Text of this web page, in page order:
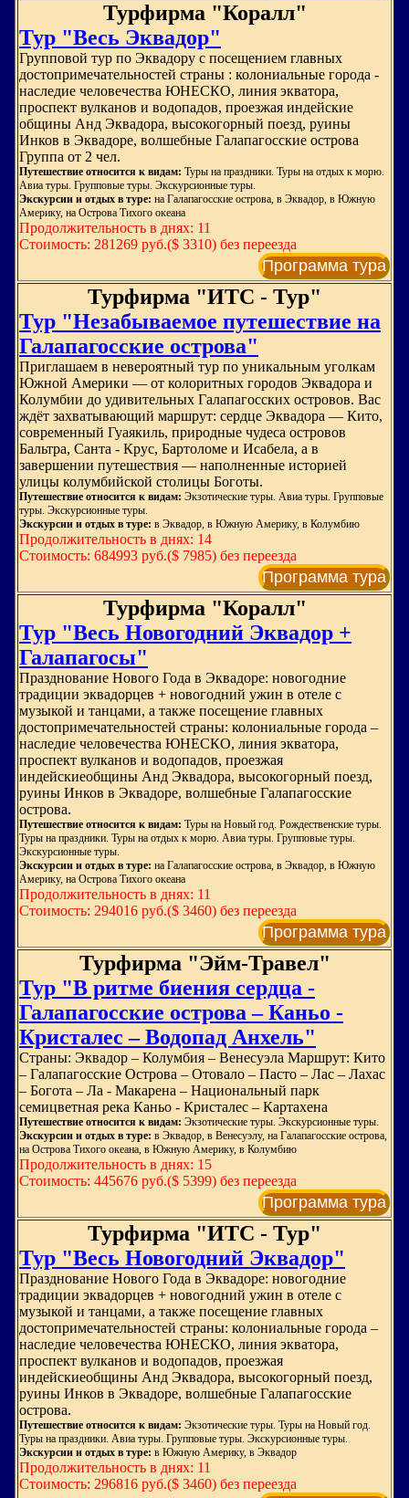
Турфирма "Коралл"
Тур "Весь Эквадор"
Групповой тур по Эквадору с посещением главных
достопримечательностей страны : колониальные города -
наследие человечества ЮНЕСКО, линия экватора,
проспект вулканов и водопадов, проезжая индейские
общины Анд Эквадора, высокогорный поезд, руины
Инков в Эквадоре, волшебные Галапагосские острова
Группа от 2 чел.
Путешествие относится к видам: Туры на праздники. Туры на отдых к морю.
Авиа туры. Групповые туры. Экскурсионные туры.
Экскурсии и отдых в туре: на Галапагосские острова, в Эквадор, в Южную
Америку, на Острова Тихого океана
Продолжительность в днях: 11
Стоимость: 281269 руб.($ 3310) без переезда
Программа тура
Турфирма "ИТС - Тур"
Тур "Незабываемое путешествие на
Галапагосские острова"
Приглашаем в невероятный тур по уникальным уголкам
Южной Америки — от колоритных городов Эквадора и
Колумбии до удивительных Галапагосских островов. Вас
ждёт захватывающий маршрут: сердце Эквадора — Кито,
современный Гуаякиль, природные чудеса островов
Бальтра, Санта - Крус, Бартоломе и Исабела, а в
завершении путешествия — наполненные историей
улицы колумбийской столицы Боготы.
Путешествие относится к видам: Экзотические туры. Авиа туры. Групповые
туры. Экскурсионные туры.
Экскурсии и отдых в туре: в Эквадор, в Южную Америку, в Колумбию
Продолжительность в днях: 14
Стоимость: 684993 руб.($ 7985) без переезда
Программа тура
Турфирма "Коралл"
Тур "Весь Новогодний Эквадор +
Галапагосы"
Празднование Нового Года в Эквадоре: новогодние
традиции эквадорцев + новогодний ужин в отеле с
музыкой и танцами, а также посещение главных
достопримечательностей страны: колониальные города –
наследие человечества ЮНЕСКО, линия экватора,
проспект вулканов и водопадов, проезжая
индейскиеобщины Анд Эквадора, высокогорный поезд,
руины Инков в Эквадоре, волшебные Галапагосские
острова.
Путешествие относится к видам: Туры на Новый год. Рождественские туры.
Туры на праздники. Туры на отдых к морю. Авиа туры. Групповые туры.
Экскурсионные туры.
Экскурсии и отдых в туре: на Галапагосские острова, в Эквадор, в Южную
Америку, на Острова Тихого океана
Продолжительность в днях: 11
Стоимость: 294016 руб.($ 3460) без переезда
Программа тура
Турфирма "Эйм-Травел"
Тур "В ритме биения сердца -
Галапагосские острова – Каньо -
Кристалес – Водопад Анхель"
Страны: Эквадор – Колумбия – Венесуэла Маршрут: Кито
– Галапагосские Острова – Отовало – Пасто – Лас – Лахас
– Богота – Ла - Макарена – Национальный парк
семицветная река Каньо - Кристалес – Картахена
Путешествие относится к видам: Экзотические туры. Экскурсионные туры.
Экскурсии и отдых в туре: в Эквадор, в Венесуэлу, на Галапагосские острова,
на Острова Тихого океана, в Южную Америку, в Колумбию
Продолжительность в днях: 15
Стоимость: 445676 руб.($ 5399) без переезда
Программа тура
Турфирма "ИТС - Тур"
Тур "Весь Новогодний Эквадор"
Празднование Нового Года в Эквадоре: новогодние
традиции эквадорцев + новогодний ужин в отеле с
музыкой и танцами, а также посещение главных
достопримечательностей страны: колониальные города –
наследие человечества ЮНЕСКО, линия экватора,
проспект вулканов и водопадов, проезжая
индейскиеобщины Анд Эквадора, высокогорный поезд,
руины Инков в Эквадоре, волшебные Галапагосские
острова.
Путешествие относится к видам: Экзотические туры. Туры на Новый год.
Туры на праздники. Авиа туры. Групповые туры. Экскурсионные туры.
Экскурсии и отдых в туре: в Южную Америку, в Эквадор
Продолжительность в днях: 11
Стоимость: 296816 руб.($ 3460) без переезда